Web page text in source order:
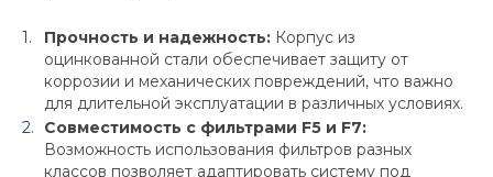
Прочность и надежность: Корпус из
оцинкованной стали обеспечивает защиту от
коррозии и механических повреждений, что важно
для длительной эксплуатации в различных условиях.
Совместимость с фильтрами F5 и F7:
Возможность использования фильтров разных
классов позволяет адаптировать систему под